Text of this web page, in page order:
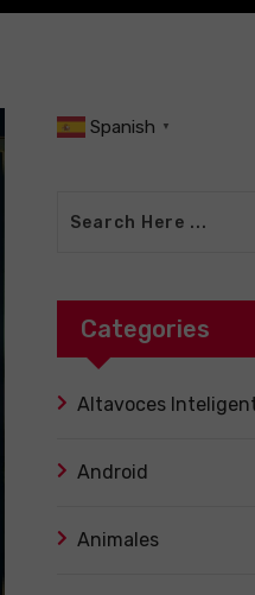
Spanish ▼
Categories
Altavoces
Android
Animales